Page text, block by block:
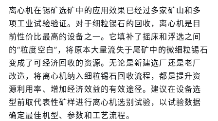
离心机在锡矿选矿中的应用效果已经过多家矿山和多
项工业试验验证。对于细粒锡石的回收，离心机是目
前性价比最高的设备之一。它填补了摇床和浮选之间
的“粒度空白”，将原本大量流失于尾矿中的微细粒锡石
变成了可经济回收的资源。无论是新建选厂还是老厂
改造，将离心机纳入细粒锡石回收流程，都是提升资
源利用率、增加经济效益的有效途径。建议在设备选
型前取代表性矿样进行离心机选别试验，以试验数据
确定最佳机型、参数和工艺流程。